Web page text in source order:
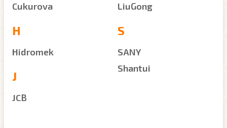
Cukurova
H
Hidromek
J
JCB
LiuGong
S
SANY
Shantui